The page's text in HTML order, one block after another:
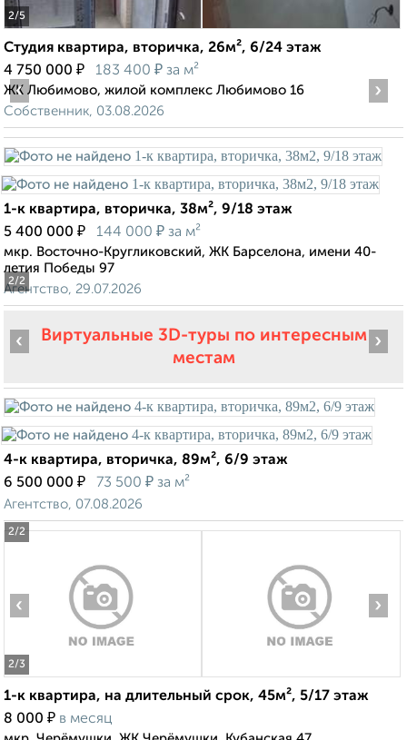
2/5
Студия квартира, вторичка, 26м², 6/24 этаж
4 750 000 ₽ 183 400 ₽ за м²
ЖК Любимово, жилой комплекс Любимово 16
Собственник, 03.08.2026
2/2
‹ ›
1-к квартира, вторичка, 38м², 9/18 этаж
5 400 000 ₽ 144 000 ₽ за м²
мкр. Восточно-Кругликовский, ЖК Барселона, имени 40-
летия Победы 97
Агентство, 29.07.2026
Виртуальные 3D-туры по интересным
местам
2/2
‹ ›
4-к квартира, вторичка, 89м², 6/9 этаж
6 500 000 ₽ 73 500 ₽ за м²
Агентство, 07.08.2026
2/3
‹ ›
1-к квартира, на длительный срок, 45м², 5/17 этаж
8 000 ₽ в месяц